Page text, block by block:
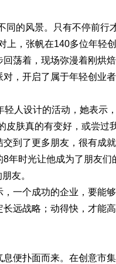
同的风景。只有不停前行
上，张帆在140多位年轻
荡着，现场弥漫着刚烘
，开启了属于年轻创业
人设计的活动，她表示
皮肤真的有变好，或尝
到了更多朋友，很有成
年时光让他成为了朋友
友。
一个成功的企业，要能
远战略；动得快，才能
便扑面而来。在创意市